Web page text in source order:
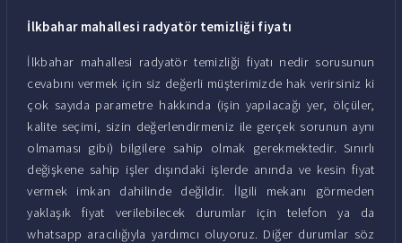
İlkbahar mahallesi radyatör temizliği fiyatı
İlkbahar mahallesi radyatör temizliği fiyatı nedir sorusunun
cevabını vermek için siz değerli müşterimizde hak verirsiniz ki
çok sayıda parametre hakkında (işin yapılacağı yer, ölçüler,
kalite seçimi, sizin değerlendirmeniz ile gerçek sorunun aynı
olmaması gibi) bilgilere sahip olmak gerekmektedir. Sınırlı
değişkene sahip işler dışındaki işlerde anında ve kesin fiyat
vermek imkan dahilinde değildir. İlgili mekanı görmeden
yaklaşık fiyat verilebilecek durumlar için telefon ya da
whatsapp aracılığıyla yardımcı oluyoruz. Diğer durumlar söz